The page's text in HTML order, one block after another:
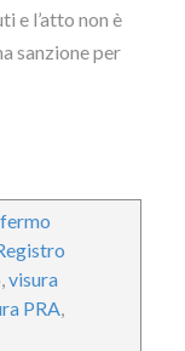
e l’atto non è
sanzione per
fermo
,visura
PRA,